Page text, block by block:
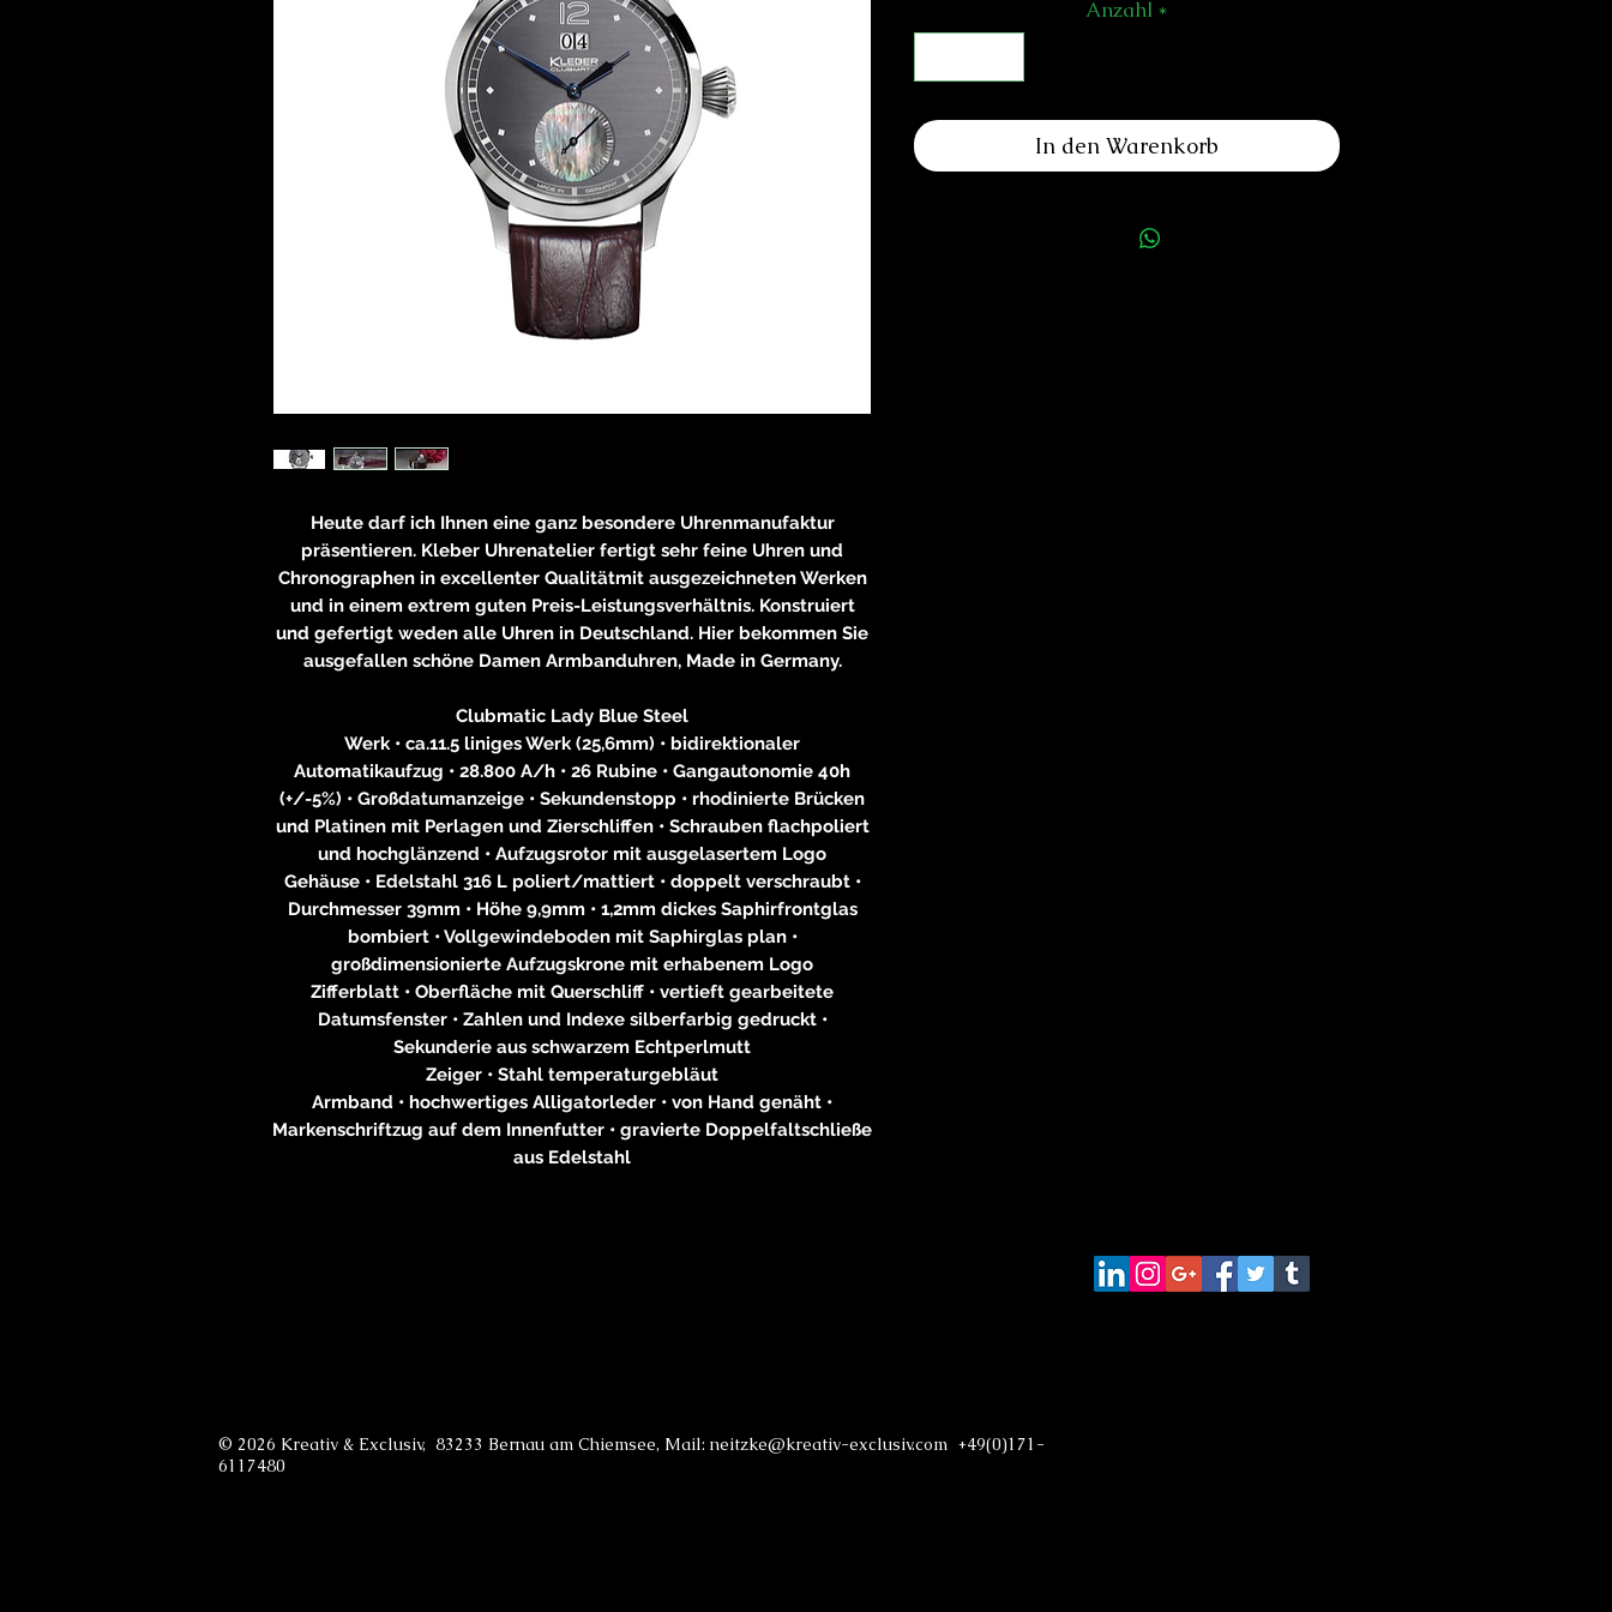
Heute darf ich Ihnen eine ganz besondere Uhrenmanufaktur
präsentieren. Kleber Uhrenatelier fertigt sehr feine Uhren und
Chronographen in excellenter Qualitätmit ausgezeichneten Werken
und in einem extrem guten Preis-Leistungsverhältnis. Konstruiert
und gefertigt weden alle Uhren in Deutschland. Hier bekommen Sie
ausgefallen schöne Damen Armbanduhren, Made in Germany.
Clubmatic Lady Blue Steel
Werk • ca.11.5 liniges Werk (25,6mm) • bidirektionaler
Automatikaufzug • 28.800 A/h • 26 Rubine • Gangautonomie 40h
(+/-5%) • Großdatumanzeige • Sekundenstopp • rhodinierte Brücken
und Platinen mit Perlagen und Zierschliffen • Schrauben flachpoliert
und hochglänzend • Aufzugsrotor mit ausgelasertem Logo
Gehäuse • Edelstahl 316 L poliert/mattiert • doppelt verschraubt •
Durchmesser 39mm • Höhe 9,9mm • 1,2mm dickes Saphirfrontglas
bombiert • Vollgewindeboden mit Saphirglas plan •
großdimensionierte Aufzugskrone mit erhabenem Logo
Zifferblatt • Oberfläche mit Querschliff • vertieft gearbeitete
Datumsfenster • Zahlen und Indexe silberfarbig gedruckt •
Sekunderie aus schwarzem Echtperlmutt
Zeiger • Stahl temperaturgebläut
Armband • hochwertiges Alligatorleder • von Hand genäht •
Markenschriftzug auf dem Innenfutter • gravierte Doppelfaltschließe
aus Edelstahl
Anzahl *
In den Warenkorb
© 2026 Kreativ & Exclusiv, 83233 Bernau am Chiemsee, Mail: neitzke@kreativ-exclusiv.com +49(0)171-
6117480